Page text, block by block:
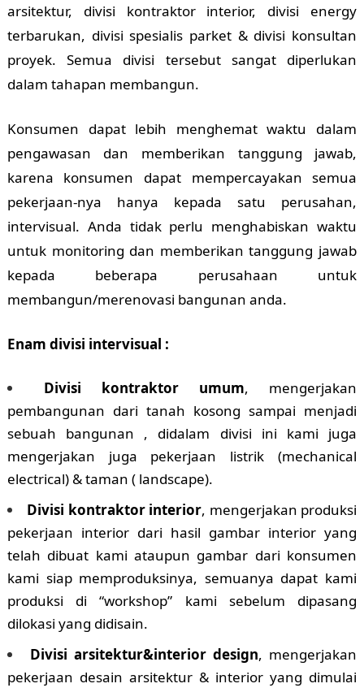
arsitektur, divisi kontraktor interior, divisi energy
terbarukan, divisi spesialis parket & divisi konsultan
proyek. Semua divisi tersebut sangat diperlukan
dalam tahapan membangun.
Konsumen dapat lebih menghemat waktu dalam
pengawasan dan memberikan tanggung jawab,
karena konsumen dapat mempercayakan semua
pekerjaan-nya hanya kepada satu perusahan,
intervisual. Anda tidak perlu menghabiskan waktu
untuk monitoring dan memberikan tanggung jawab
kepada beberapa perusahaan untuk
membangun/merenovasi bangunan anda.
Enam divisi intervisual :
Divisi kontraktor umum, mengerjakan
pembangunan dari tanah kosong sampai menjadi
sebuah bangunan , didalam divisi ini kami juga
mengerjakan juga pekerjaan listrik (mechanical
electrical) & taman ( landscape).
Divisi kontraktor interior, mengerjakan produksi
pekerjaan interior dari hasil gambar interior yang
telah dibuat kami ataupun gambar dari konsumen
kami siap memproduksinya, semuanya dapat kami
produksi di “workshop” kami sebelum dipasang
dilokasi yang didisain.
Divisi arsitektur&interior design, mengerjakan
pekerjaan desain arsitektur & interior yang dimulai